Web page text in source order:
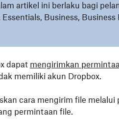
artikel ini berlaku bagi
Essentials, Business,
dapat mengirimkan
memiliki akun Dropbox.
cara mengirim file
permintaan file.